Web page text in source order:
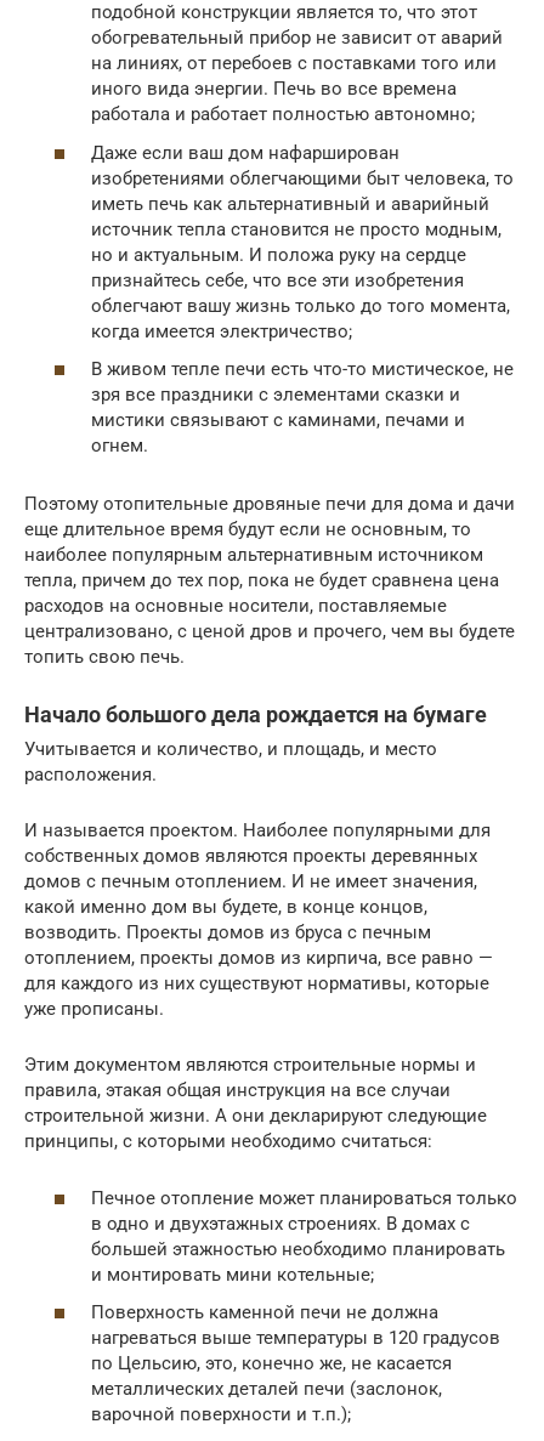
подобной конструкции является то, что этот
обогревательный прибор не зависит от аварий
на линиях, от перебоев с поставками того или
иного вида энергии. Печь во все времена
работала и работает полностью автономно;
Даже если ваш дом нафарширован
изобретениями облегчающими быт человека, то
иметь печь как альтернативный и аварийный
источник тепла становится не просто модным,
но и актуальным. И положа руку на сердце
признайтесь себе, что все эти изобретения
облегчают вашу жизнь только до того момента,
когда имеется электричество;
В живом тепле печи есть что-то мистическое, не
зря все праздники с элементами сказки и
мистики связывают с каминами, печами и
огнем.
Поэтому отопительные дровяные печи для дома и дачи
еще длительное время будут если не основным, то
наиболее популярным альтернативным источником
тепла, причем до тех пор, пока не будет сравнена цена
расходов на основные носители, поставляемые
централизовано, с ценой дров и прочего, чем вы будете
топить свою печь.
Начало большого дела рождается на бумаге
Учитывается и количество, и площадь, и место
расположения.
И называется проектом. Наиболее популярными для
собственных домов являются проекты деревянных
домов с печным отоплением. И не имеет значения,
какой именно дом вы будете, в конце концов,
возводить. Проекты домов из бруса с печным
отоплением, проекты домов из кирпича, все равно —
для каждого из них существуют нормативы, которые
уже прописаны.
Этим документом являются строительные нормы и
правила, этакая общая инструкция на все случаи
строительной жизни. А они декларируют следующие
принципы, с которыми необходимо считаться:
Печное отопление может планироваться только
в одно и двухэтажных строениях. В домах с
большей этажностью необходимо планировать
и монтировать мини котельные;
Поверхность каменной печи не должна
нагреваться выше температуры в 120 градусов
по Цельсию, это, конечно же, не касается
металлических деталей печи (заслонок,
варочной поверхности и т.п.);